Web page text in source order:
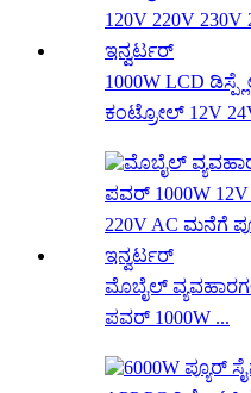
1000W LCD
ಕಂಟ್ರೋಲ್ 12V
ಮೊಬೈಲ್
ಪವರ್ 1000W ...